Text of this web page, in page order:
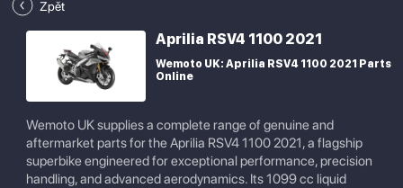
Zpět
Aprilia RSV4 1100 2021
Wemoto UK: Aprilia RSV4 1100 2021 Parts
Online
Wemoto UK supplies a complete range of genuine and
aftermarket parts for the Aprilia RSV4 1100 2021, a flagship
superbike engineered for exceptional performance, precision
handling, and advanced aerodynamics. Its 1099 cc liquid